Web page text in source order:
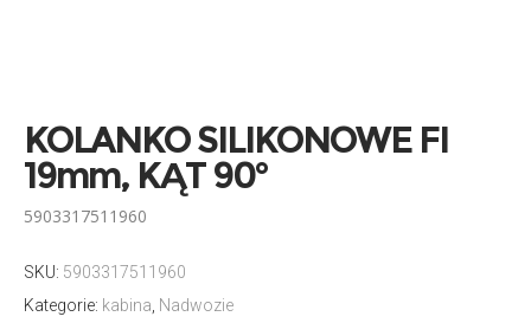
KOLANKO SILIKONOWE FI
19mm, KĄT 90°
5903317511960
SKU: 5903317511960
Kategorie: kabina Nadwozie